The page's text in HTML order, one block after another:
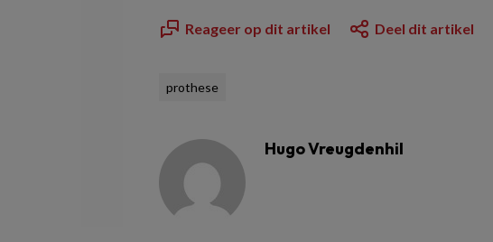
Reageer op dit artikel Deel dit artikel
prothese
Hugo Vreugdenhil